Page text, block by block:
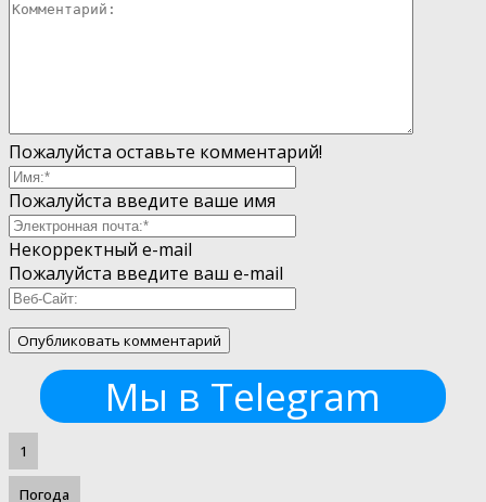
Пожалуйста оставьте комментарий!
Пожалуйста введите ваше имя
Некорректный e-mail
Пожалуйста введите ваш e-mail
Мы в Telegram
1
Погода